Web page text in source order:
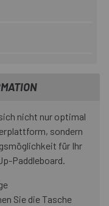
nicht nur optimal
sondern
für Ihr
Paddleboard.
Sie die Tasche